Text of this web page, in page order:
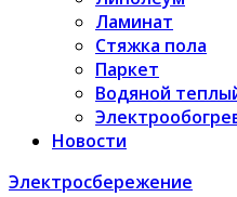
Ламинат
Стяжка пола
Паркет
Водяной
Новости
Электросбережение